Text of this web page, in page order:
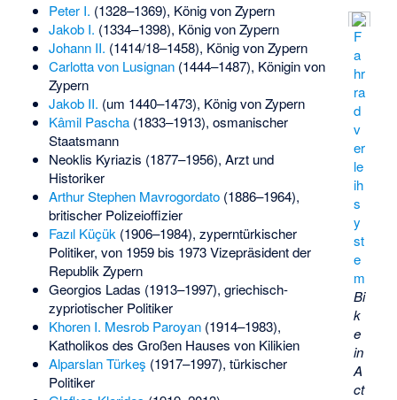
F
a
hr
ra
d
v
er
le
ih
s
y
st
e
m
Bi
k
e
in
A
ct
Peter I. (1328–1369), König von Zypern
Jakob I. (1334–1398), König von Zypern
Johann II. (1414/18–1458), König von Zypern
Carlotta von Lusignan(1444–1487), Königin von
Zypern
Jakob II. (um 1440–1473), König von Zypern
Kâmil Pascha(1833–1913), osmanischer
Staatsmann
Neoklis Kyriazis (1877–1956), Arzt und
Historiker
Arthur Stephen Mavrogordato(1886–1964),
britischer Polizeioffizier
Fazıl Küçük(1906–1984), zyperntürkischer
Politiker, von 1959 bis 1973 Vizepräsident der
Republik Zypern
Georgios Ladas (1913–1997), griechisch-
zypriotischer Politiker
Khoren I. Mesrob Paroyan(1914–1983),
Katholikos des Großen Hauses von Kilikien
Alparslan Türkeş (1917–1997), türkischer
Politiker